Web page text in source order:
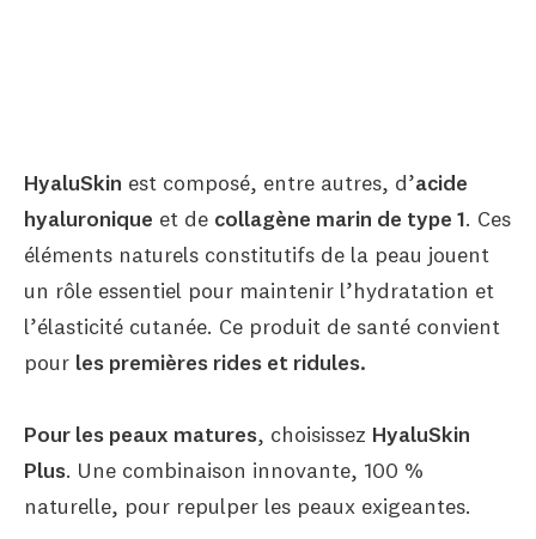
HyaluSkin est composé, entre autres, d’acide
hyaluronique et de collagène marin de type 1. Ces
éléments naturels constitutifs de la peau jouent
un rôle essentiel pour maintenir l’hydratation et
l’élasticité cutanée. Ce produit de santé convient
pour les premières rides et ridules.
Pour les peaux matures, choisissez HyaluSkin
Plus. Une combinaison innovante, 100 %
naturelle, pour repulper les peaux exigeantes.